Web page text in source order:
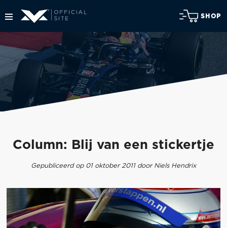
SHOP
Column: Blij van een stickertje
Gepubliceerd op 01 oktober 2011 door Niels Hendrix